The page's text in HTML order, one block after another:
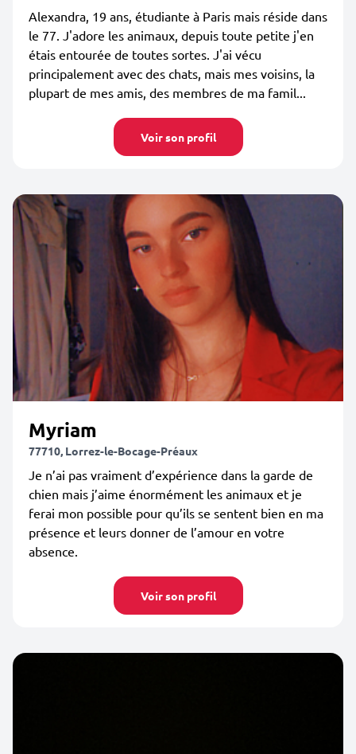
Alexandra, 19 ans, étudiante à Paris mais réside dans
le 77. J'adore les animaux, depuis toute petite j'en
étais entourée de toutes sortes. J'ai vécu
principalement avec des chats, mais mes voisins, la
plupart de mes amis, des membres de ma famil...
Voir son profil
Myriam
77710, Lorrez-le-Bocage-Préaux
Je n’ai pas vraiment d’expérience dans la garde de
chien mais j’aime énormément les animaux et je
ferai mon possible pour qu’ils se sentent bien en ma
présence et leurs donner de l’amour en votre
absence.
Voir son profil